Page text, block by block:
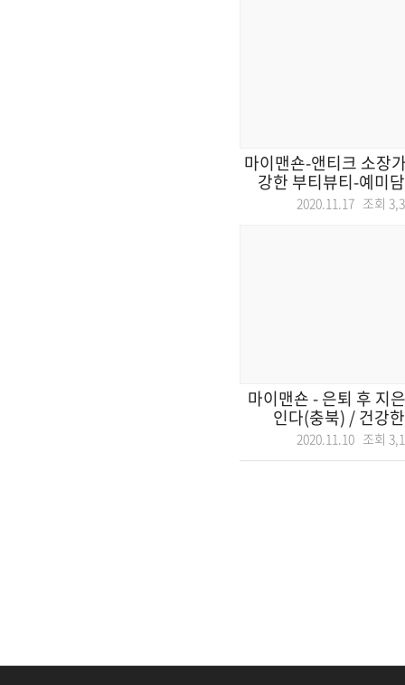
마이맨숀-앤티크 소장
강한 부티뷰티-예미
2020.11.17 조회
마이맨숀 - 은퇴 후 지
인다(충북) / 건강
2020.11.10 조회